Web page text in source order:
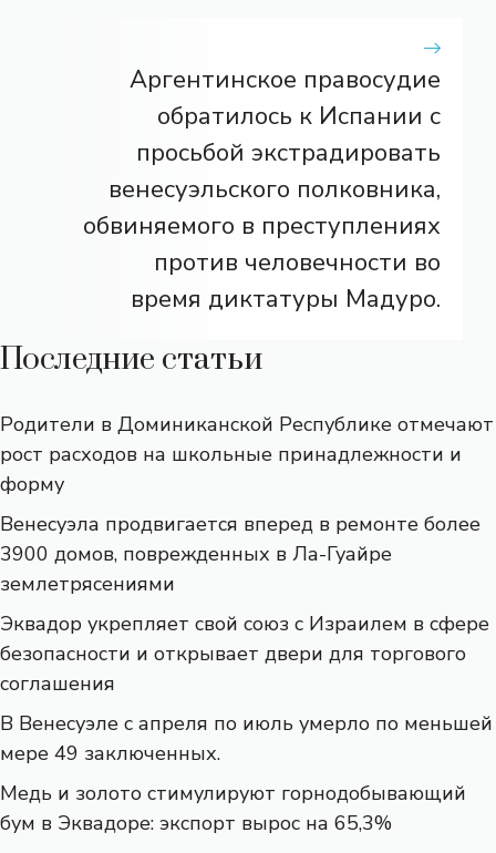
Аргентинское правосудие
обратилось к Испании с
просьбой экстрадировать
венесуэльского полковника,
обвиняемого в преступлениях
против человечности во
время диктатуры Мадуро.
Последние статьи
Родители в Доминиканской Республике отмечают
рост расходов на школьные принадлежности и
форму
Венесуэла продвигается вперед в ремонте более
3900 домов, поврежденных в Ла-Гуайре
землетрясениями
Эквадор укрепляет свой союз с Израилем в сфере
безопасности и открывает двери для торгового
соглашения
В Венесуэле с апреля по июль умерло по меньшей
мере 49 заключенных.
Медь и золото стимулируют горнодобывающий
бум в Эквадоре: экспорт вырос на 65,3%